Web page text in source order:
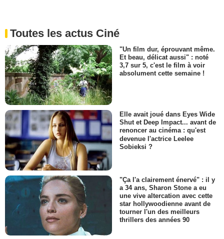
Toutes les actus Ciné
"Un film dur, éprouvant même.
Et beau, délicat aussi" : noté
3,7 sur 5, c'est le film à voir
absolument cette semaine !
Elle avait joué dans Eyes Wide
Shut et Deep Impact... avant de
renoncer au cinéma : qu'est
devenue l'actrice Leelee
Sobieksi ?
"Ça l'a clairement énervé" : il y
a 34 ans, Sharon Stone a eu
une vive altercation avec cette
star hollywoodienne avant de
tourner l'un des meilleurs
thrillers des années 90